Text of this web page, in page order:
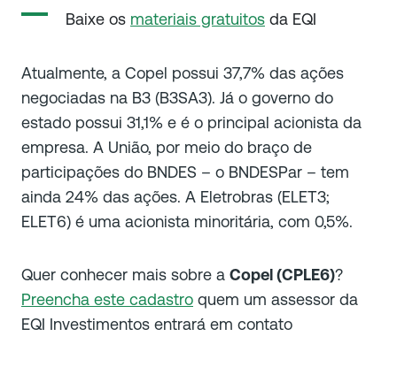
Baixe os materiais gratuitos da EQI
Atualmente, a Copel possui 37,7% das ações
negociadas na B3 (B3SA3). Já o governo do
estado possui 31,1% e é o principal acionista da
empresa. A União, por meio do braço de
participações do BNDES – o BNDESPar – tem
ainda 24% das ações. A Eletrobras (ELET3;
ELET6) é uma acionista minoritária, com 0,5%.
Quer conhecer mais sobre a Copel (CPLE6)?
Preencha este cadastro quem um assessor da
EQI Investimentos entrará em contato